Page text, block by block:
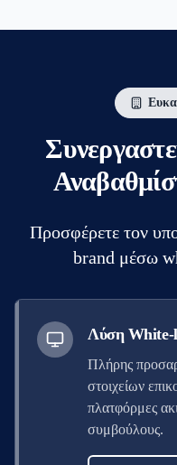
Προσφέρετε τον
brand μέσω
Λύση White-
Πλήρης
στοιχείων
πλατφόρμες
συμβούλους.